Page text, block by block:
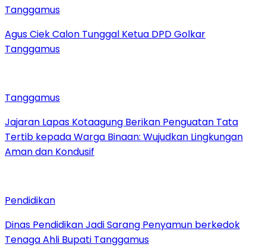
Tanggamus
Agus Ciek Calon Tunggal Ketua DPD Golkar
Tanggamus
Tanggamus
Jajaran Lapas Kotaagung Berikan Penguatan Tata
Tertib kepada Warga Binaan: Wujudkan Lingkungan
Aman dan Kondusif
Pendidikan
Dinas Pendidikan Jadi Sarang Penyamun berkedok
Tenaga Ahli Bupati Tanggamus